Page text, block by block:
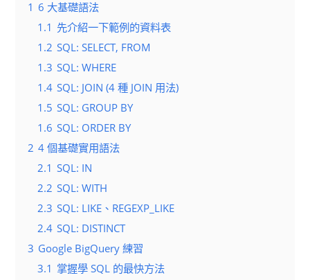
1 6 大基礎語法
1.1 先介紹一下範例的資料表
1.2 SQL: SELECT, FROM
1.3 SQL: WHERE
1.4 SQL: JOIN (4 種 JOIN 用法)
1.5 SQL: GROUP BY
1.6 SQL: ORDER BY
2 4 個基礎實用語法
2.1 SQL: IN
2.2 SQL: WITH
2.3 SQL: LIKE、REGEXP_LIKE
2.4 SQL: DISTINCT
3 Google BigQuery 練習
3.1 掌握學 SQL 的最快方法